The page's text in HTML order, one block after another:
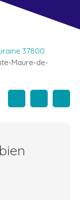
37800
Maure-de-